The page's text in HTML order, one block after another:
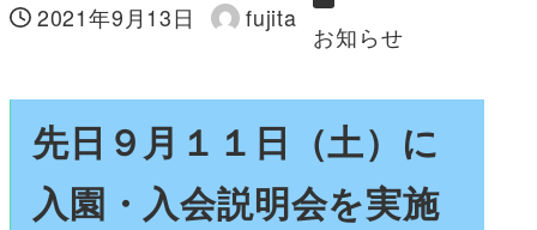
投稿日
2021年9月13日
著
fujita
お知らせ
先日９月１１日（土）に
入園・入会説明会を実施